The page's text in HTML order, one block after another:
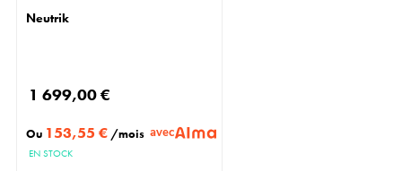
Neutrik
1 699,00 €
Ou 153,55 € /mois avec
EN STOCK